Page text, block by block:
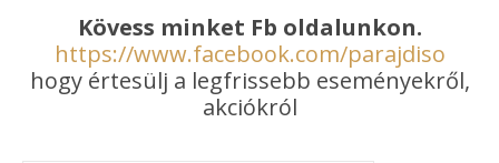
Kövess minket Fb oldalunkon.
https://www.facebook.com/parajdiso
hogy értesülj a legfrissebb eseményekről,
akciókról